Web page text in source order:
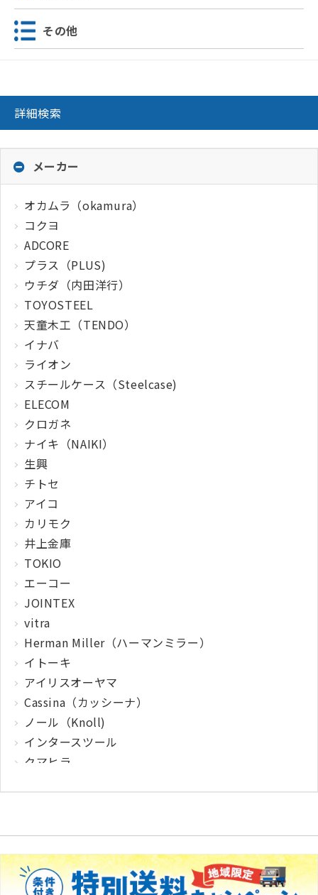
その他
詳細検索
メーカー
オカムラ（okamura）
コクヨ
ADCORE
プラス（PLUS)
ウチダ（内田洋行）
TOYOSTEEL
天童木工（TENDO）
イナバ
ライオン
スチールケース（Steelcase)
ELECOM
クロガネ
ナイキ（NAIKI）
生興
チトセ
アイコ
カリモク
井上金庫
TOKIO
エーコー
JOINTEX
vitra
Herman Miller（ハーマンミラー）
イトーキ
アイリスオーヤマ
Cassina（カッシーナ）
ノール（Knoll)
インタースツール
クマヒラ
その他メーカー